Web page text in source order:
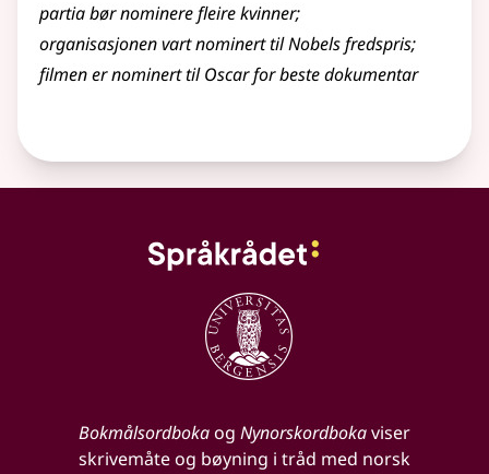
partia bør nominere fleire kvinner;
organisasjonen vart nominert til Nobels fredspris;
filmen er nominert til Oscar for beste dokumentar
Bokmålsordbokaog Nynorskordbokaviser
skrivemåte og bøyning i tråd med norsk